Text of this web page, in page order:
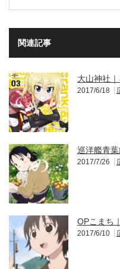
関連記事
大山神社
2017/6/18
巡洋艦青
2017/7/26
OPこまち
2017/6/10